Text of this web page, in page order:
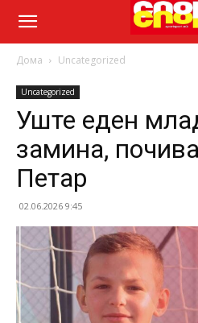
Дома Uncategorized
Uncategorized
Уште еден
замина,
Петар
02.06.2026 9:45